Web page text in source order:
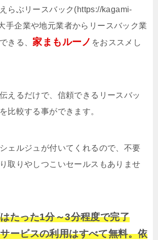
らぶリースバック(https://kagami-
手企業や地元業者からリースバック業
きる、家まもルーノ をおススメし
えるだけで、信頼できるリースバッ
比較する事ができます。
ェルジュが付いてくれるので、不要
取りやしつこいセールスもありませ
たった1分～3分程度で完了
ービスの利用はすべて無料。依